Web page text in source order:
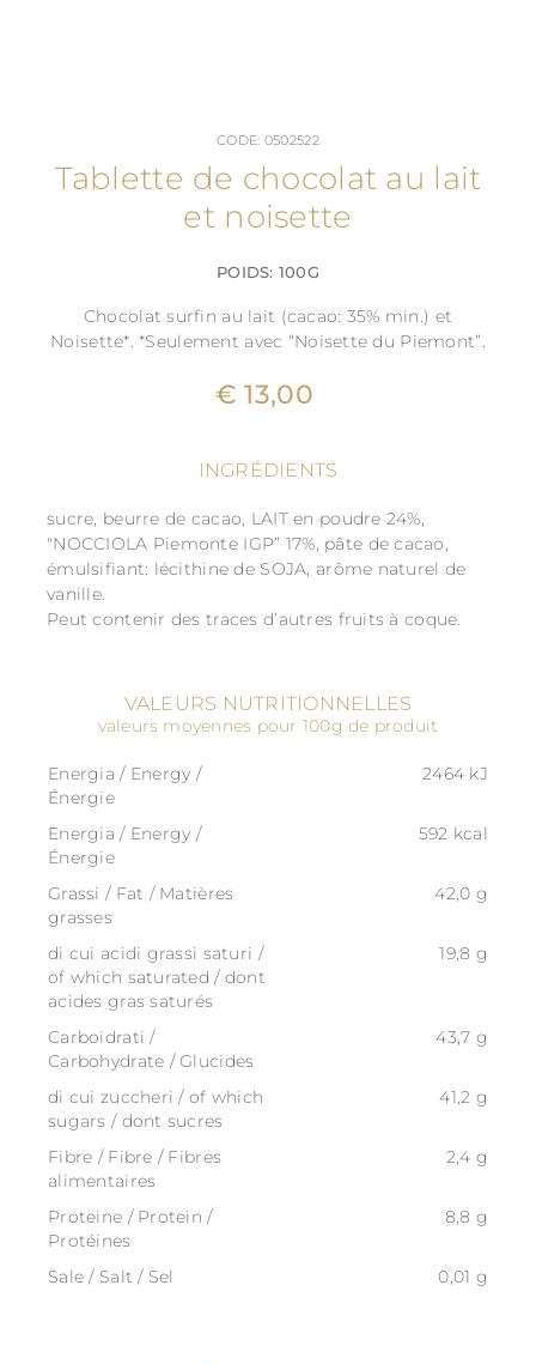
CODE: 0502522
Tablette de chocolat au lait
et noisette
POIDS: 100G
Chocolat surfin au lait (cacao: 35% min.) et
Noisette*. *Seulement avec “Noisette du Piemont”.
€ 13,00
INGRÉDIENTS
sucre, beurre de cacao, LAIT en poudre 24%,
"NOCCIOLA Piemonte IGP” 17%, pâte de cacao,
émulsifiant: lécithine de SOJA, arôme naturel de
vanille.
Peut contenir des traces d’autres fruits à coque.
VALEURS NUTRITIONNELLES
valeurs moyennes pour 100g de produit
Energia / Energy /
Énergie
2464 kJ
Energia / Energy /
Énergie
592 kcal
Grassi / Fat / Matières
grasses
42,0 g
di cui acidi grassi saturi /
of which saturated / dont
acides gras saturés
19,8 g
Carboidrati /
Carbohydrate / Glucides
43,7 g
di cui zuccheri / of which
sugars / dont sucres
41,2 g
Fibre / Fibre / Fibres
alimentaires
2,4 g
Proteine / Protein /
Protéines
8,8 g
Sale / Salt / Sel 0,01 g